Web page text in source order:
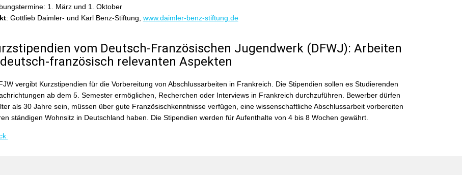
1. März und 1. Oktober
: Gottlieb Daimler- und Karl Benz-Stiftung, www.daimler-benz-stiftung.de
vom Deutsch-Französischen Jugendwerk (DFWJ): Arbeiten
französisch relevanten Aspekten
vergibt Kurzstipendien für die Vorbereitung von Abschlussarbeiten in Frankreich. Die Stipendien sollen es Studierenden
ab dem 5. Semester ermöglichen, Recherchen oder Interviews in Frankreich durchzuführen. Bewerber dürfen
als 30 Jahre sein, müssen über gute Französischkenntnisse verfügen, eine wissenschaftliche Abschlussarbeit vorbereiten
ständigen Wohnsitz in Deutschland haben. Die Stipendien werden für Aufenthalte von 4 bis 8 Wochen gewährt.